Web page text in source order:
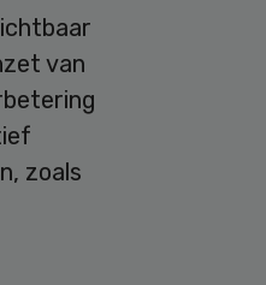
van
zoals